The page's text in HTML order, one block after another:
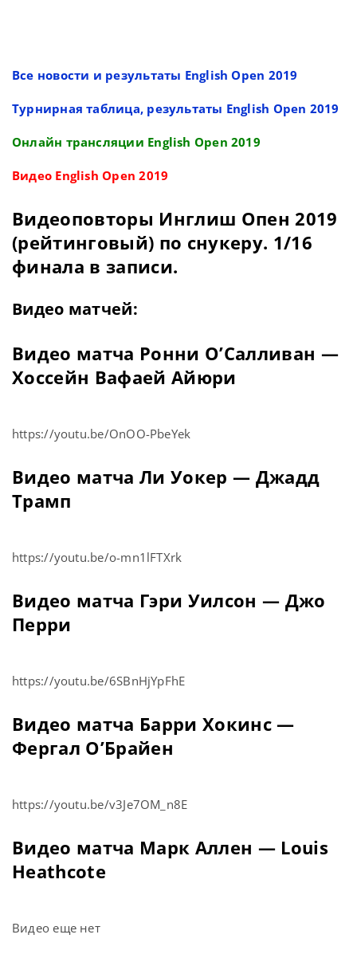
Все новости и результаты English Open 2019
Турнирная таблица, результаты English Open 2019
Онлайн трансляции English Open 2019
Видео English Open 2019
Видеоповторы Инглиш Опен 2019
(рейтинговый) по снукеру. 1/16
финала в записи.
Видео матчей:
Видео матча Ронни О’Салливан —
Хоссейн Вафаей Айюри
https://youtu.be/OnOO-PbeYek
Видео матча Ли Уокер — Джадд
Трамп
https://youtu.be/o-mn1lFTXrk
Видео матча Гэри Уилсон — Джо
Перри
https://youtu.be/6SBnHjYpFhE
Видео матча Барри Хокинс —
Фергал О’Брайен
https://youtu.be/v3Je7OM_n8E
Видео матча Марк Аллен — Louis
Heathcote
Видео еще нет